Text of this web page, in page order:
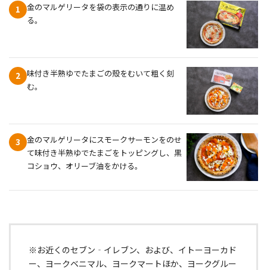
1
金のマルゲリータを袋の表示の通りに温め
る。
2 味付き半熟ゆでたまごの殻をむいて粗く刻
む。
3
金のマルゲリータにスモークサーモンをのせ
て味付き半熟ゆでたまごをトッピングし、黒
コショウ、オリーブ油をかける。
※お近くのセブン‐イレブン、および、イトーヨーカド
ー、ヨークベニマル、ヨークマートほか、ヨークグルー